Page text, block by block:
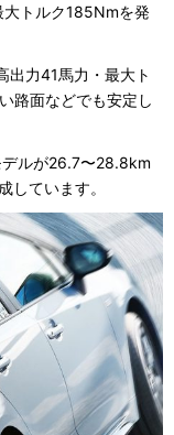
トルク185Nmを発
力41馬力・最大ト
路面などでも安定し
ルが26.7〜28.8km
しています。